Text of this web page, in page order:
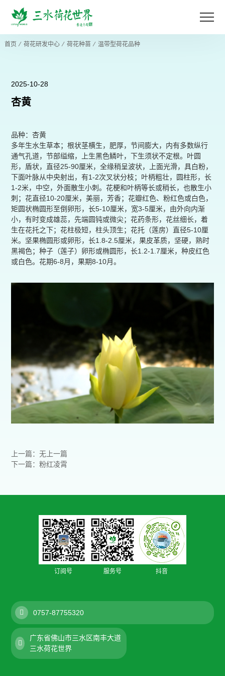
首页 ⁄ 荷花研发中心⁄ 荷花种苗 ⁄ 温带型荷花品种
2025-10-28
杏黄
品种：杏黄
多年生水生草本；根状茎横生，肥厚，节间膨大，内有多数纵行
通气孔道，节部缢缩，上生黑色鳞叶，下生须状不定根。叶圆
形，盾状，直径25-90厘米，全缘稍呈波状，上面光滑，具白粉，
下面叶脉从中央射出，有1-2次叉状分枝；叶柄粗壮，圆柱形，长
1-2米，中空，外面散生小刺。花梗和叶柄等长或稍长，也散生小
刺；花直径10-20厘米，美丽，芳香；花瓣红色、粉红色或白色，
矩圆状椭圆形至倒卵形，长5-10厘米，宽3-5厘米，由外向内渐
小，有时变成雄蕊，先端圆钝或微尖；花药条形，花丝细长，着
生在花托之下；花柱极短，柱头顶生；花托（莲房）直径5-10厘
米。坚果椭圆形或卵形，长1.8-2.5厘米，果皮革质，坚硬，熟时
黑褐色；种子（莲子）卵形或椭圆形，长1.2-1.7厘米，种皮红色
或白色。花期6-8月，果期8-10月。
上一篇：无上一篇
下一篇：粉红凌霄
订阅号 服务号 抖音
0757-87755320
广东省佛山市三水区南丰大道
三水荷花世界